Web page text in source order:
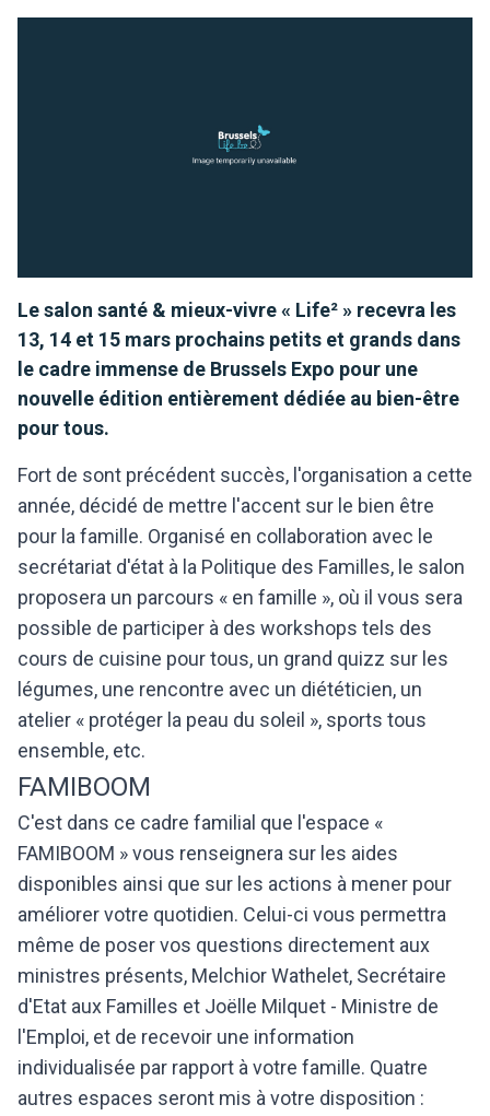
Le salon santé & mieux-vivre « Life² » recevra les
13, 14 et 15 mars prochains petits et grands dans
le cadre immense de Brussels Expo pour une
nouvelle édition entièrement dédiée au bien-être
pour tous.
Fort de sont précédent succès, l'organisation a cette
année, décidé de mettre l'accent sur le bien être
pour la famille. Organisé en collaboration avec le
secrétariat d'état à la Politique des Familles, le salon
proposera un parcours « en famille », où il vous sera
possible de participer à des workshops tels des
cours de cuisine pour tous, un grand quizz sur les
légumes, une rencontre avec un diététicien, un
atelier « protéger la peau du soleil », sports tous
ensemble, etc.
FAMIBOOM
C'est dans ce cadre familial que l'espace «
FAMIBOOM » vous renseignera sur les aides
disponibles ainsi que sur les actions à mener pour
améliorer votre quotidien. Celui-ci vous permettra
même de poser vos questions directement aux
ministres présents, Melchior Wathelet, Secrétaire
d'Etat aux Familles et Joëlle Milquet - Ministre de
l'Emploi, et de recevoir une information
individualisée par rapport à votre famille. Quatre
autres espaces seront mis à votre disposition :